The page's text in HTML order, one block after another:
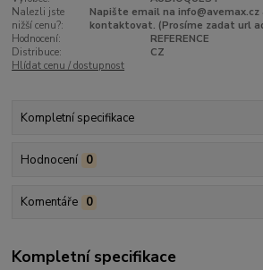
Nalezli jste
nižší cenu?:
Napište email na info@avemax.cz
kontaktovat. (Prosíme zadat url
Hodnocení:
REFERENCE
Distribuce:
CZ
Hlídat cenu / dostupnost
Kompletní specifikace
Hodnocení 0
Komentáře 0
Kompletní specifikace